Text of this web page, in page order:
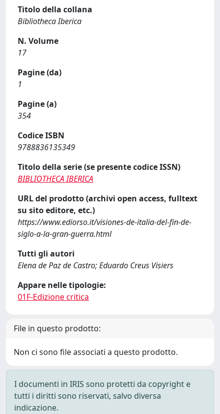
Titolo della collana
Bibliotheca Iberica
N. Volume
17
Pagine (da)
1
Pagine (a)
354
Codice ISBN
9788836135349
Titolo della serie (se presente codice ISSN)
BIBLIOTHECA IBERICA
URL del prodotto (archivi open access, fulltext
su sito editore, etc.)
https://www.ediorso.it/visiones-de-italia-del-fin-de-
siglo-a-la-gran-guerra.html
Tutti gli autori
Elena de Paz de Castro; Eduardo Creus Visiers
Appare nelle tipologie:
01F-Edizione critica
File in questo prodotto:
Non ci sono file associati a questo prodotto.
I documenti in IRIS sono protetti da copyright e
tutti i diritti sono riservati, salvo diversa
indicazione.